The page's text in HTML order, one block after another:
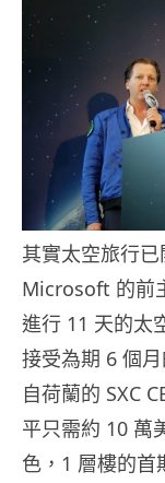
其實太空旅行
Microsoft 的前
進行 11 天的太
接受為期 6 個
自荷蘭的 SXC
平只需約 10 萬
色，1 層樓的首